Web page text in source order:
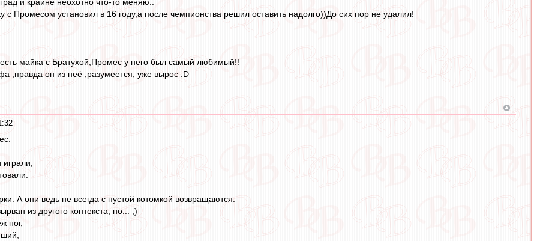
и крайне неохотно что-то меняю..
с Промесом установил в 16 году,а после чемпионства решил оставить надолго))До сих пор не удалил!
майка с Братухой,Промес у него был самый любимый!!
,правда он из неё ,разумеется, уже вырос :D
А они ведь не всегда с пустой котомкой возвращаются.
из другого контекста, но... ;)
ног,